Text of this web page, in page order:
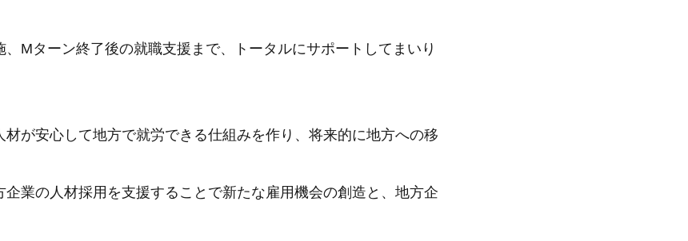
、Mターン終了後の就職支援まで、トータルにサポートしてまいり
材が安心して地方で就労できる仕組みを作り、将来的に地方への移
企業の人材採用を支援することで新たな雇用機会の創造と、地方企